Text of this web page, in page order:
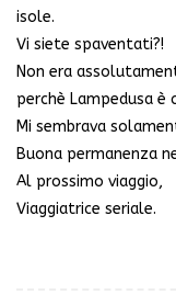
isole.
Vi siete spaventati?!
Non era
perchè Lampedusa
Mi sembrava
Buona permanenza
Al prossimo viaggio,
Viaggiatrice seriale.